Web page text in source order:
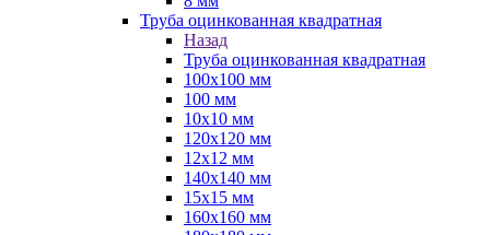
Труба оцинкованная квадратная
Назад
Труба оцинкованная квадратная
100х100 мм
100 мм
10х10 мм
120х120 мм
12х12 мм
140х140 мм
15х15 мм
160х160 мм